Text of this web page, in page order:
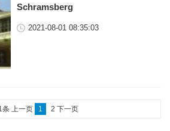
Schramsberg
2021-08-01 08:35:03
条 上一页 1 2 下一页